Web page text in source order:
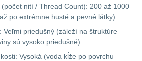
k
nití / Thread Count): 200 až 1000
po extrémne husté a pevné látky).
Veľmi priedušný (záleží na štruktúre
sú vysoko priedušné).
Vysoká (voda kĺže po povrchu